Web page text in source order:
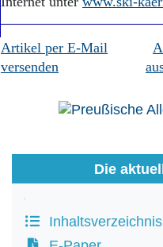
Artikel per E-Mail
versenden
Die
Inhaltsverzeichnis